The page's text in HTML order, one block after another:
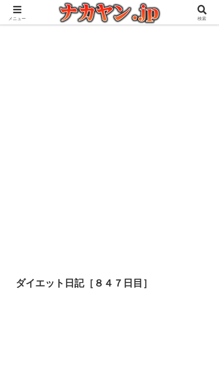
アウトドアとガジェット好きな管理人の愉快な日々を綴るブログ
ダイエット日記［８４７日目］
メニュー 検索